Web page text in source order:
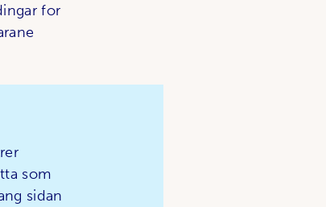
for
som
sidan